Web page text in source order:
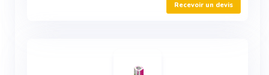
Recevoir un devis